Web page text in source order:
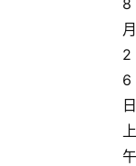
8
月
2
6
日
上
午